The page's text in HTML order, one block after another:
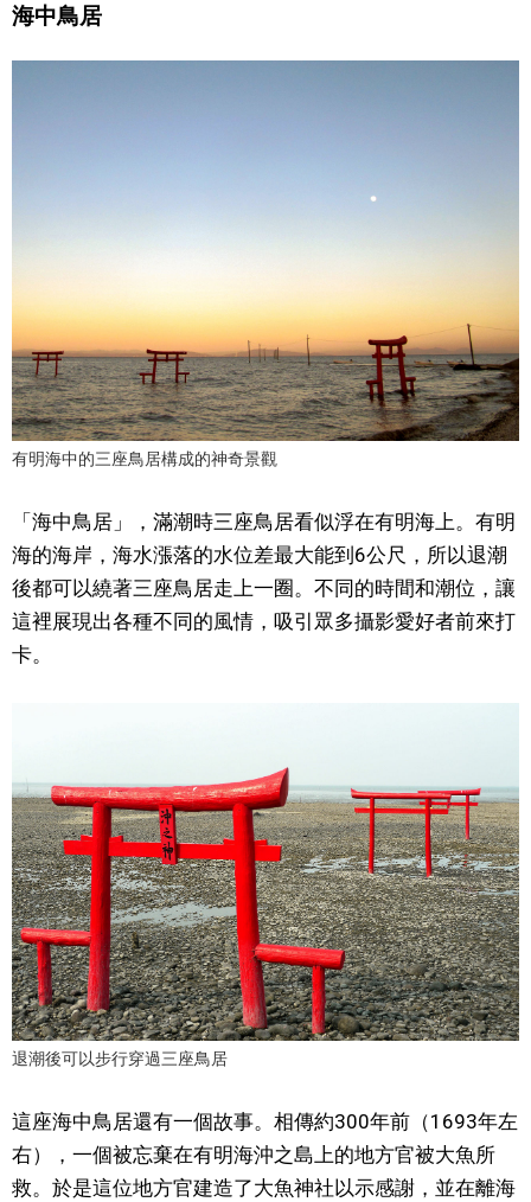
科學技術
生活
運動
娛樂
教育
工作勞動
醫療健康
語言
東京
編輯部通知
海中鳥居
有明海中的三座鳥居構成的神奇景觀
「海中鳥居」，滿潮時三座鳥居看似浮在有明海上。有明
海的海岸，海水漲落的水位差最大能到6公尺，所以退潮
後都可以繞著三座鳥居走上一圈。不同的時間和潮位，讓
這裡展現出各種不同的風情，吸引眾多攝影愛好者前來打
卡。
退潮後可以步行穿過三座鳥居
這座海中鳥居還有一個故事。相傳約300年前（1693年左
右），一個被忘棄在有明海沖之島上的地方官被大魚所
救。於是這位地方官建造了大魚神社以示感謝，並在離海